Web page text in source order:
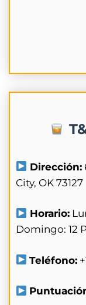
Dirección:
City, OK 73127
Horario:
Domingo: 12
Teléfono: